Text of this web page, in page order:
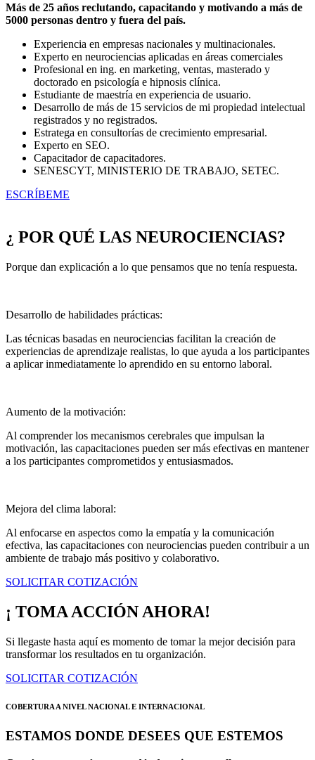
Más de 25 años reclutando, capacitando y motivando a más de
5000 personas dentro y fuera del país.
Experiencia en empresas nacionales y multinacionales.
Experto en neurociencias aplicadas en áreas comerciales
Profesional en ing. en marketing, ventas, masterado y
doctorado en psicología e hipnosis clínica.
Estudiante de maestría en experiencia de usuario.
Desarrollo de más de 15 servicios de mi propiedad intelectual
registrados y no registrados.
Estratega en consultorías de crecimiento empresarial.
Experto en SEO.
Capacitador de capacitadores.
SENESCYT, MINISTERIO DE TRABAJO, SETEC.
ESCRÍBEME
¿ POR QUÉ LAS NEUROCIENCIAS?
Porque dan explicación a lo que pensamos que no tenía respuesta.
Desarrollo de habilidades prácticas:
Las técnicas basadas en neurociencias facilitan la creación de
experiencias de aprendizaje realistas, lo que ayuda a los participantes
a aplicar inmediatamente lo aprendido en su entorno laboral.
Aumento de la motivación:
Al comprender los mecanismos cerebrales que impulsan la
motivación, las capacitaciones pueden ser más efectivas en mantener
a los participantes comprometidos y entusiasmados.
Mejora del clima laboral:
Al enfocarse en aspectos como la empatía y la comunicación
efectiva, las capacitaciones con neurociencias pueden contribuir a un
ambiente de trabajo más positivo y colaborativo.
SOLICITAR COTIZACIÓN
¡ TOMA ACCIÓN AHORA!
Si llegaste hasta aquí es momento de tomar la mejor decisión para
transformar los resultados en tu organización.
SOLICITAR COTIZACIÓN
COBERTURA A NIVEL NACIONAL E INTERNACIONAL
ESTAMOS DONDE DESEES QUE ESTEMOS